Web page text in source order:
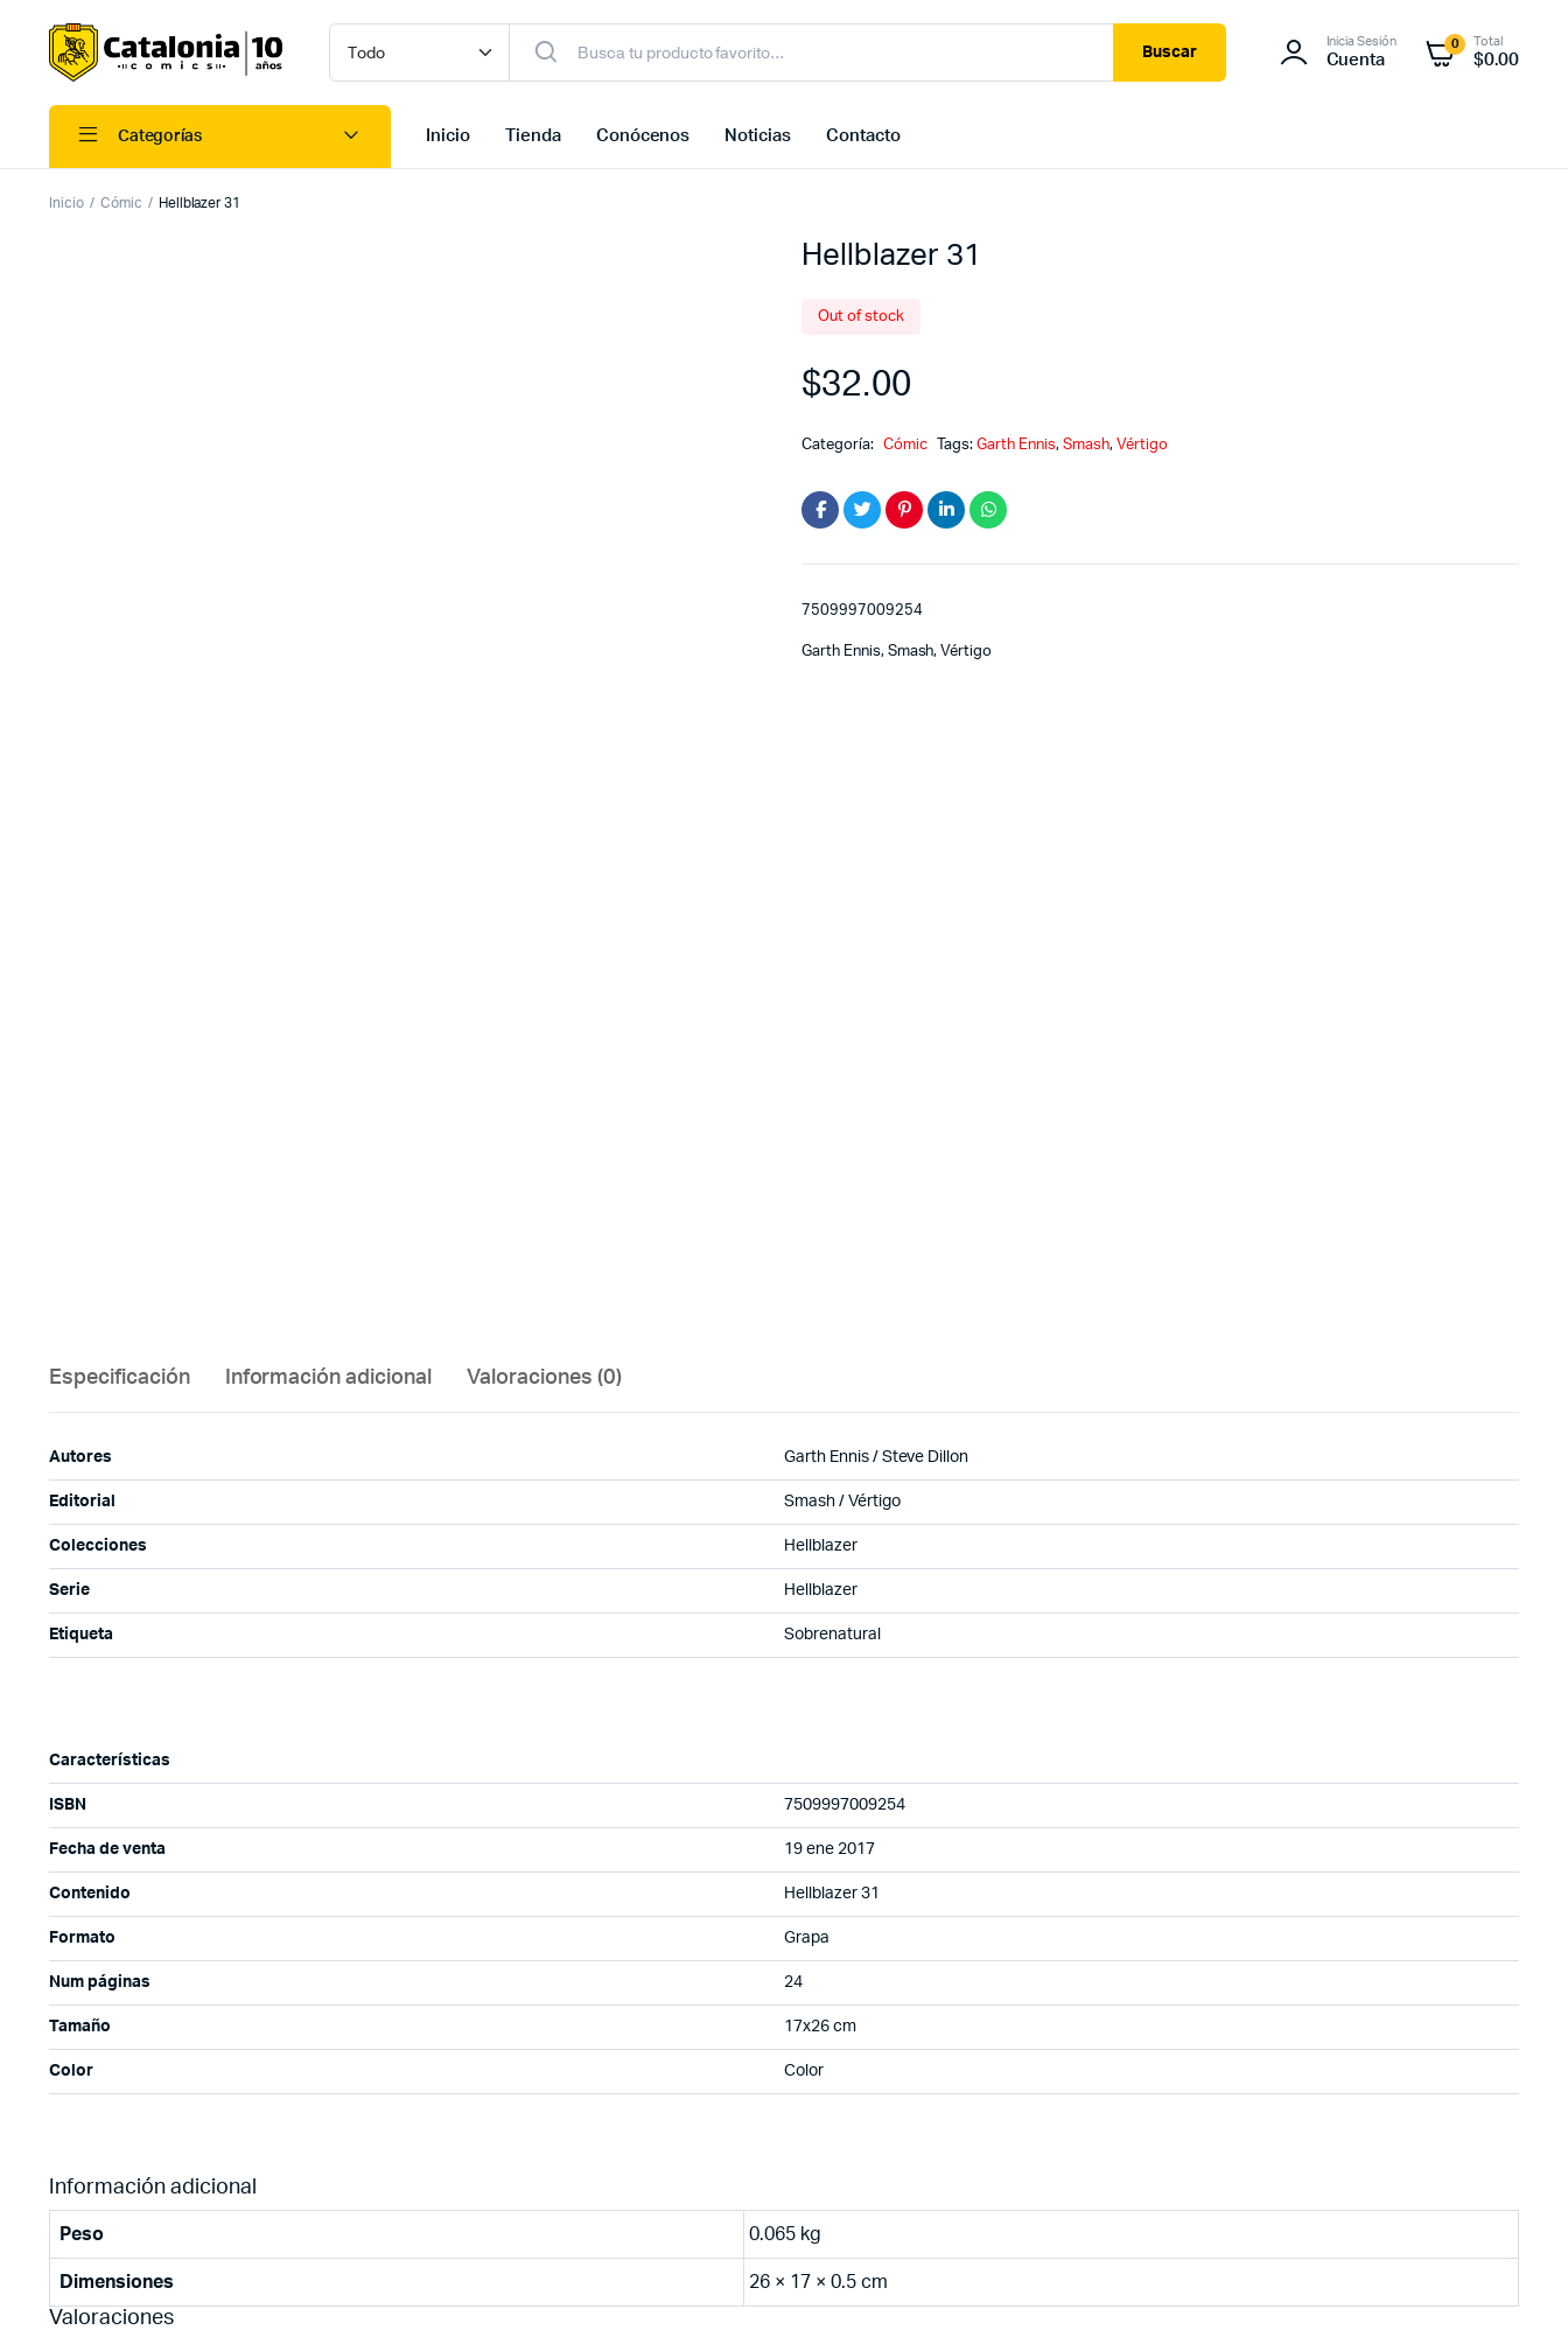
Buscar
Inicia Sesión
Cuenta
0 Total
$0.00
Categorías Inicio Tienda Conócenos Noticias Contacto
Inicio Cómic Hellblazer 31
Hellblazer 31
Out of stock
$32.00
Categoría: Cómic Tags:Garth Ennis, Smash, Vértigo
7509997009254
Garth Ennis, Smash, Vértigo
Especificación Información adicional Valoraciones (0)
Autores Garth Ennis / Steve Dillon
Editorial Smash / Vértigo
Colecciones Hellblazer
Serie Hellblazer
Etiqueta Sobrenatural
Características
ISBN 7509997009254
Fecha de venta 19 ene 2017
Contenido Hellblazer 31
Formato Grapa
Num páginas 24
Tamaño 17x26 cm
Color Color
Información adicional
Peso 0.065 kg
Dimensiones 26 × 17 × 0.5 cm
Valoraciones